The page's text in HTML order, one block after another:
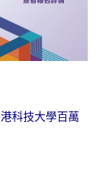
科技大學百萬